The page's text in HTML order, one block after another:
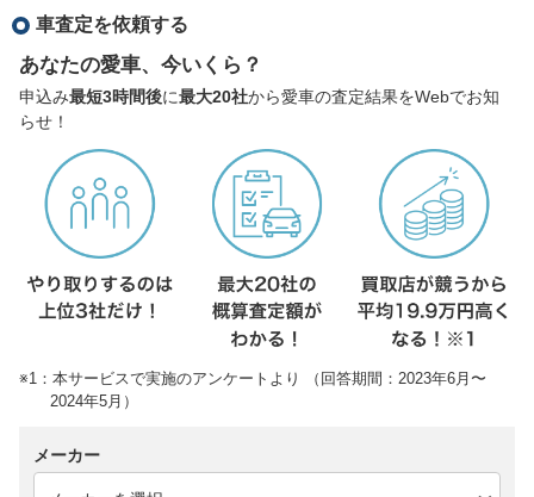
車査定を依頼する
あなたの愛車、今いくら？
申込み最短3時間後に最大20社から愛車の査定結果をWebでお知
らせ！
※1：本サービスで実施のアンケートより （回答期間：2023年6月〜
2024年5月）
メーカー